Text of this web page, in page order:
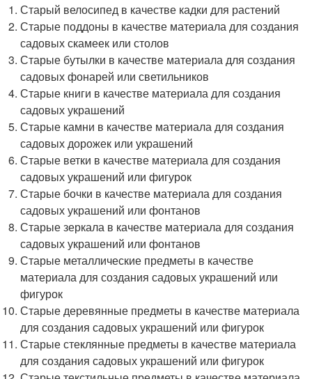
Старый велосипед в качестве кадки для растений
Старые поддоны в качестве материала для создания
садовых скамеек или столов
Старые бутылки в качестве материала для создания
садовых фонарей или светильников
Старые книги в качестве материала для создания
садовых украшений
Старые камни в качестве материала для создания
садовых дорожек или украшений
Старые ветки в качестве материала для создания
садовых украшений или фигурок
Старые бочки в качестве материала для создания
садовых украшений или фонтанов
Старые зеркала в качестве материала для создания
садовых украшений или фонтанов
Старые металлические предметы в качестве
материала для создания садовых украшений или
фигурок
Старые деревянные предметы в качестве материала
для создания садовых украшений или фигурок
Старые стеклянные предметы в качестве материала
для создания садовых украшений или фигурок